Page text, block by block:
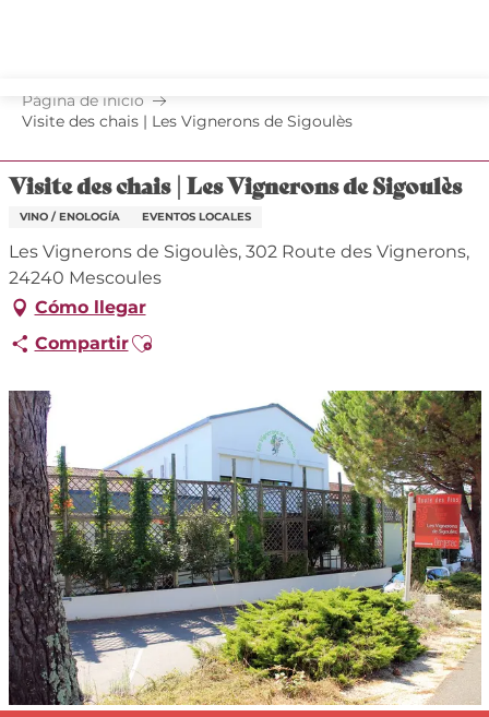
principal
Página de inicio
Visite des chais | Les Vignerons de Sigoulès
Visite des chais | Les Vignerons de Sigoulès
VINO / ENOLOGÍA EVENTOS LOCALES
Les Vignerons de Sigoulès, 302 Route des Vignerons,
24240 Mescoules
Cómo llegar
CompartirAjouter aux favoris